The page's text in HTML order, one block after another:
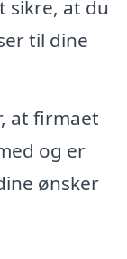
sikre, at du
til dine
at firmaet
og er
ønsker